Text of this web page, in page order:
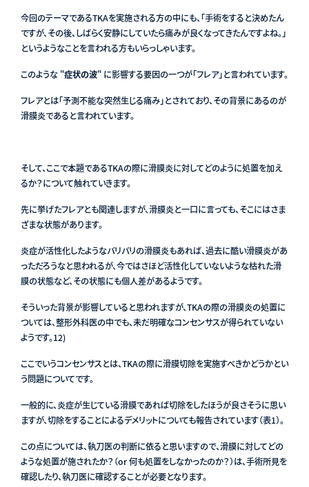
今回のテーマであるTKAを実施される方の中にも、「手術をすると決めたん
ですが、その後、しばらく安静にしていたら痛みが良くなってきたんですよね。」
というようなことを言われる方もいらっしゃいます。
このような "症状の波" に影響する要因の一つが「フレア」と言われています。
フレアとは「予測不能な突然生じる痛み」とされており、その背景にあるのが
滑膜炎であると言われています。
そして、ここで本題であるTKAの際に滑膜炎に対してどのように処置を加え
るか？について触れていきます。
先に挙げたフレアとも関連しますが、滑膜炎と一口に言っても、そこにはさま
ざまな状態があります。
炎症が活性化したようなバリバリの滑膜炎もあれば、過去に酷い滑膜炎があ
っただろうなと思われるが、今ではさほど活性化していないような枯れた滑
膜の状態など、その状態にも個人差があるようです。
そういった背景が影響していると思われますが、TKAの際の滑膜炎の処置に
ついては、整形外科医の中でも、未だ明確なコンセンサスが得られていない
ようです。12)
ここでいうコンセンサスとは、TKAの際に滑膜切除を実施すべきかどうかとい
う問題についてです。
一般的に、炎症が生じている滑膜であれば切除をしたほうが良さそうに思い
ますが、切除をすることによるデメリットについても報告されています（表1）。
この点については、執刀医の判断に依ると思いますので、滑膜に対してどの
ような処置が施されたか？（or 何も処置をしなかったのか？）は、手術所見を
確認したり、執刀医に確認することが必要となります。